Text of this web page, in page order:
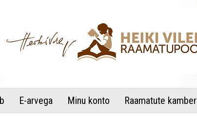
E-arvega Minu konto Raamatute kamber